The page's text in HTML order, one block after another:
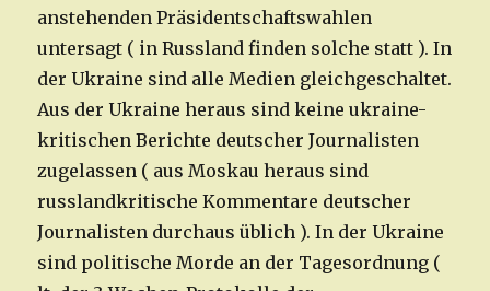
anstehenden Präsidentschaftswahlen
untersagt ( in Russland finden solche statt ). In
der Ukraine sind alle Medien gleichgeschaltet.
Aus der Ukraine heraus sind keine ukraine-
kritischen Berichte deutscher Journalisten
zugelassen ( aus Moskau heraus sind
russlandkritische Kommentare deutscher
Journalisten durchaus üblich ). In der Ukraine
sind politische Morde an der Tagesordnung (